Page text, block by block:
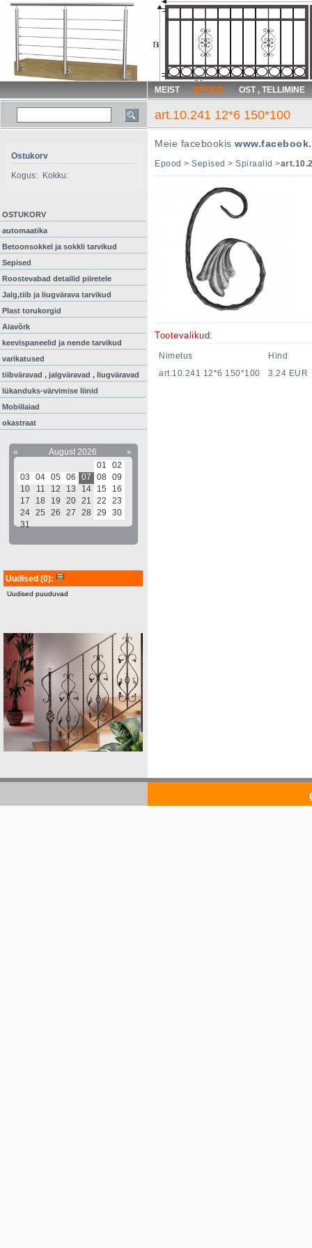
MEIST EPOOD OST , TELLIMINE
art.10.241 12*6 150*100
Ostukorv
Kogus:
Kokku:
OSTUKORV
automaatika
Betoonsokkel ja sokkli tarvikud
Sepised
Roostevabad detailid piiretele
Jalg,tiib ja liugvärava tarvikud
Plast torukorgid
Aiavõrk
keevispaneelid ja nende tarvikud
varikatused
tiibväravad , jalgväravad , liugväravad
lükanduks-värvimise liinid
Mobiilaiad
okastraat
« August 2026
»
01
02
03
04 05 06 07 08 09
10
11 12 13 14 15
16
17
18 19 20 21 22
23
24 25 26 27 28 29
30
31
Uudised (0):
Uudised puuduvad
Meie facebookis
Epood > Sepised > Spiraalid >
Tootevalikud:
Nimetus
Hind
art.10.241 12*6 150*100
3.24 EUR